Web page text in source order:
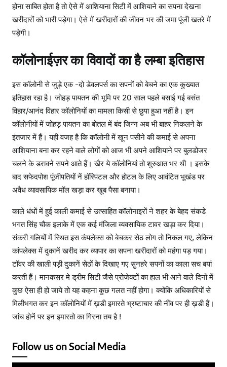
होना साबित होता है तो ऐसे में आशियाना सिटी में आशियाने का सपना देखना
खरीदारों को भारी पड़ेगा। ऐसे में खरीदारों की जीवन भर की जमा पूंजी खतरे में
पड़ेगी।
कॉलोनाईज़र का विवादों का है लम्बा इतिहास
इस कॉलोनी से जुड़े एक -दो डेवलपर्स का सपनों को बेचने का एक कुख्यात
इतिहास रहा है। जोहड़ पायतन की भूमि पर 20 साल पहले बसाई गई बसंत
विहार/आनंद विहार कॉलोनियों का मामला किसी से छुपा हुआ नहीं है। इन
कॉलोनीयों में जोहड़ पायतन का बोतल में बंद जिन्न अब भी बाहर निकलने के
इंतजार में हैं। यही वजह है कि कॉलोनी में खून पसीने की कमाई से अपना
आशियाना बना कर रहने वाले लोगों को आज भी अपने आशियाने पर बुलडोजर
चलने के डरावने सपने आते हैं। खैर ये कॉलोनियां तो शुरुआत भर थी । इसके
बाद सफेदपोश पूंजीपतियों नें हॉस्पिटल और होटल के लिए आवंटित भूखंड पर
अवैध व्यावसायिक मॉल खड़ा कर खूब पैसा बनाया।
काले धंधों में हुई काली कमाई से उत्साहित कॉलोनाइरों ने शहर के बेहद संकडे
भगत सिंह चौक इलाके में एक कई मंजिला व्यवसायिक टावर खड़ा कर दिया।
संकरी गलियों में स्थित इस कंपलेक्स को बेचकर सेठ लोग तो निकल गए, लेकिन
कांपलेक्स में दुकानें खरीद कर व्यापार का सपना खरीदारों को महंगा पड़ गया।
टॉवर की खाली पड़ी दुकानें सेठों के दिखाए गए सुनहरे सपनों का काला सच बयां
करती हैं। मानकसर मे ड्रीम सिटी जैसे प्रोजेक्टों का हाल भी आने वाले दिनों में
कुछ ऐसा ही हो जाये तो यह कहना कुछ गलत नहीं होगा। क्योंकि अधिकारियों से
मिलीभगत कर इन कॉलोनियों में ख़डी इमारते भ्रष्टाचार की नींव पर ही ख़डी हैं।
जांच होनें पर इन इमारतो का गिरना तय है !
Follow us on Social Media